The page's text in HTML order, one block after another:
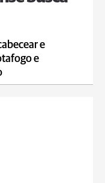
e
e